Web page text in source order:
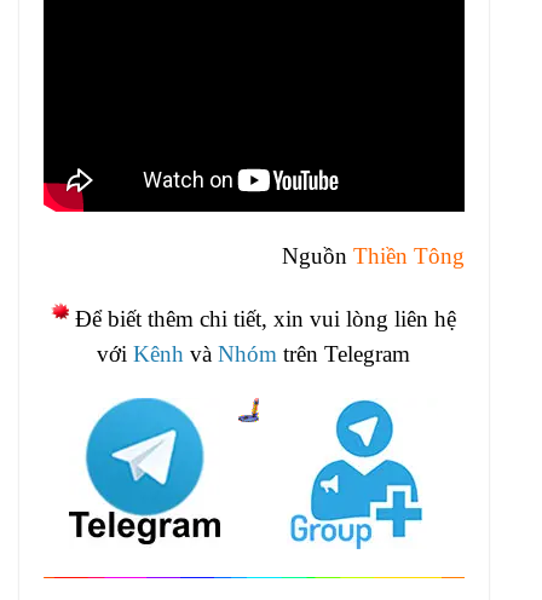
Nguồn Thiền Tông
Để biết thêm chi tiết, xin vui lòng liên hệ
vớiKênh vàNhóm trên Telegram